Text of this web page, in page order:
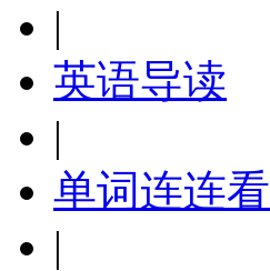
|
英语导读
|
单词连连看
|